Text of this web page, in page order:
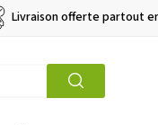
Livraison offerte partout